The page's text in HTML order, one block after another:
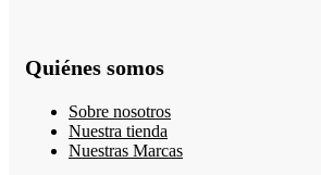
Quiénes somos
Sobre nosotros
Nuestra tienda
Nuestras Marcas